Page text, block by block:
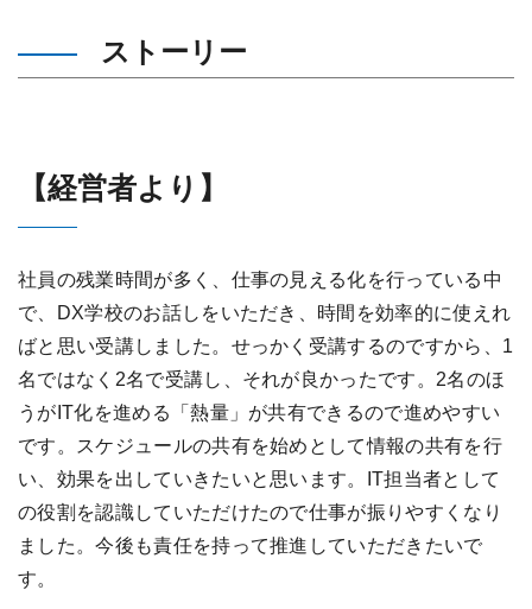
ストーリー
【経営者より】
社員の残業時間が多く、仕事の見える化を行っている中
で、DX学校のお話しをいただき、時間を効率的に使えれ
ばと思い受講しました。せっかく受講するのですから、1
名ではなく2名で受講し、それが良かったです。2名のほ
うがIT化を進める「熱量」が共有できるので進めやすい
です。スケジュールの共有を始めとして情報の共有を行
い、効果を出していきたいと思います。IT担当者として
の役割を認識していただけたので仕事が振りやすくなり
ました。今後も責任を持って推進していただきたいで
す。